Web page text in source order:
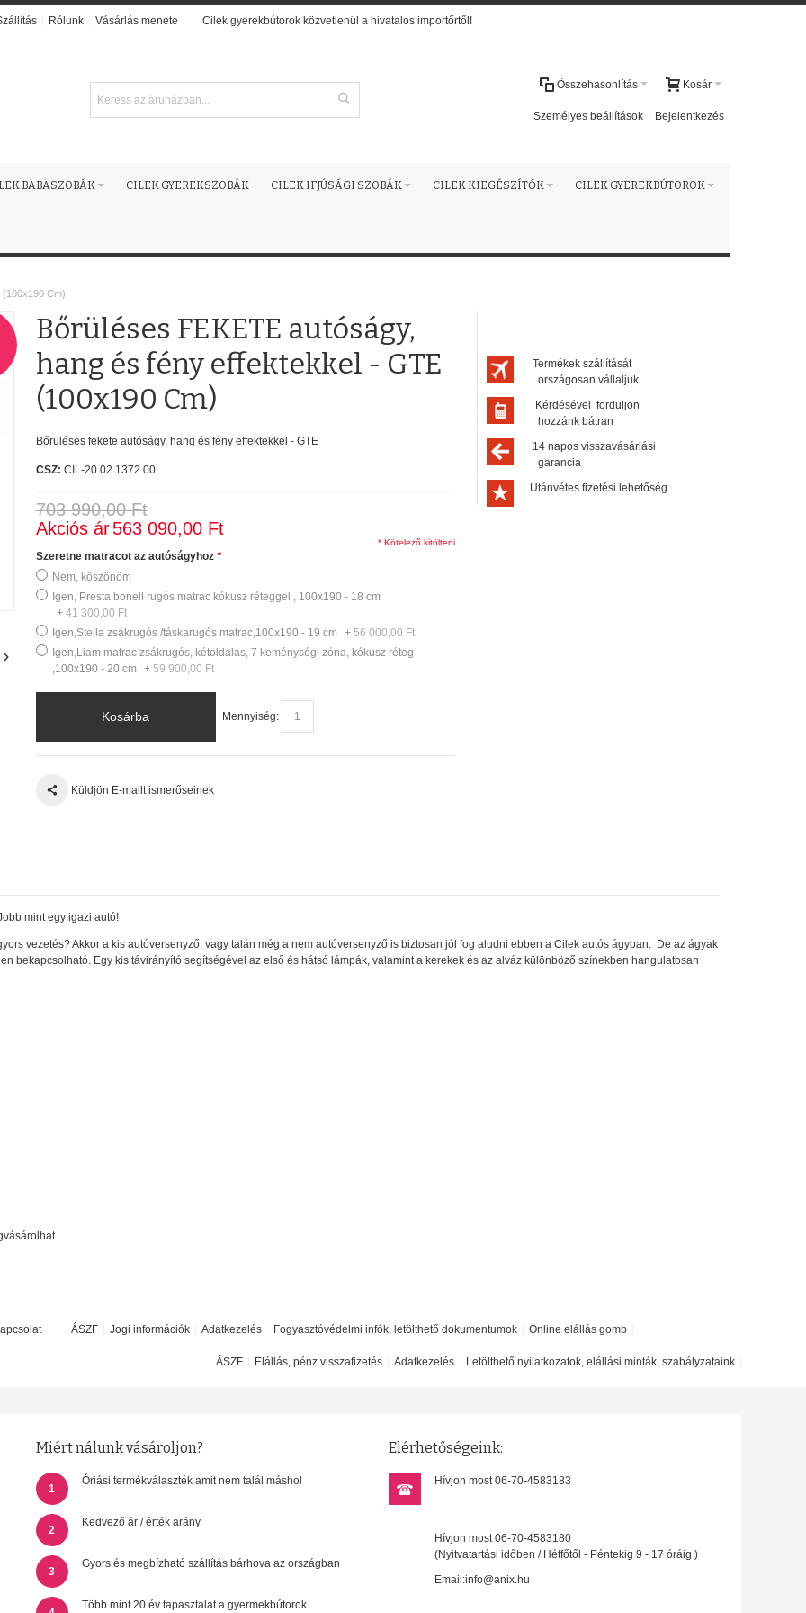
Rólunk Vásárlás menete Cilek gyerekbútorok közvetlenül a hivatalos importőrtől!
Kosár
Összehasonlítás
Személyes beállítások Bejelentkezés
BABASZOBÁK CILEK GYEREKSZOBÁK CILEK IFJÚSÁGI SZOBÁK CILEK KIEGÉSZÍTŐK CILEK GYEREKBÚTOROK
Cm)
Bőrüléses FEKETE autóságy,
hang és fény effektekkel - GTE
(100x190 Cm)
Bőrüléses fekete autóságy, hang és fény effektekkel - GTE
CSZ: CIL-20.02.1372.00
703 990,00 Ft
Akciós ár563 090,00 Ft
*
Szeretne matracot az autóságyhoz
Nem, köszönöm
Igen, Presta bonell rugós matrac kókusz réteggel , 100x190 - 18 cm
+ 41 300,00 Ft
Igen,Stella zsákrugós /táskarugós matrac,100x190 - 19 cm + 56 000,00 Ft
Igen,Liam matrac zsákrugós, kétoldalas, 7 keménységi zóna, kókusz réteg
,100x190 - 20 cm + 59 900,00 Ft
* Kötelező kitölteni
Mennyiség:
Kosárba
Küldjön E-mailt ismerőseinek
Termékek szállítását
országosan vállaljuk
Kérdésével forduljon
hozzánk bátran
14 napos visszavásárlási
garancia
Utánvétes fizetési lehetőség
mint egy igazi autó!
vezetés? Akkor a kis autóversenyző, vagy talán még a nem autóversenyző is biztosan jól fog aludni ebben a Cilek autós ágyban. De az ágyak
bekapcsolható. Egy kis távirányító segítségével az első és hátsó lámpák, valamint a kerekek és az alváz különböző színekben hangulatosan
ÁSZF Jogi információk Adatkezelés Fogyasztóvédelmi infók, letölthető dokumentumok Online elállás gomb
ÁSZF Elállás, pénz visszafizetés Adatkezelés Letölthető nyilatkozatok, elállási minták, szabályzataink
Miért nálunk vásároljon?
1
Óriási termékválaszték amit nem talál máshol
2
Kedvező ár / érték arány
3
Gyors és megbízható szállítás bárhova az országban
Több mint 20 év tapasztalat a gyermekbútorok
Elérhetőségeink:
Hívjon most 06-70-4583183
Hívjon most 06-70-4583180
(Nyitvatartási időben / Hétfőtől - Péntekig 9 - 17 óráig )
Email:info@anix.hu